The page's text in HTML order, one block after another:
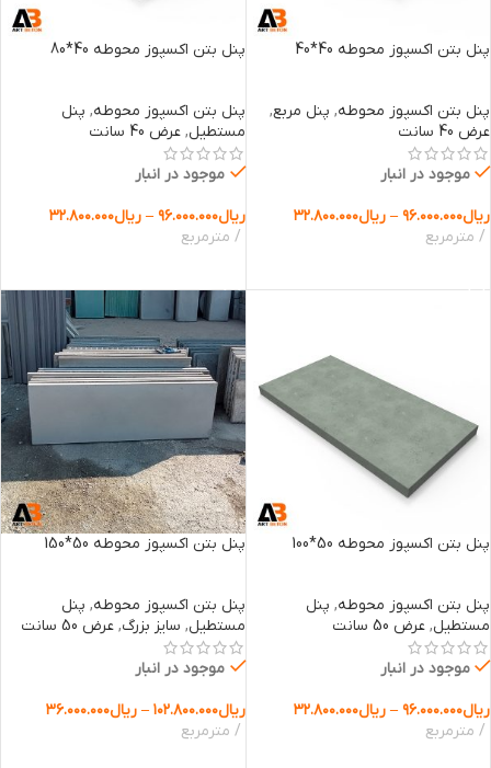
پنل بتن اکسپوز محوطه 40*40
پنل بتن اکسپوز محوطه, پنل مربع,
عرض 40 سانت
موجود در انبار
ریال۹۶.۰۰۰.۰۰۰ – ریال۳۲.۸۰۰.۰۰۰
مترمربع
پنل بتن اکسپوز محوطه 40*80
پنل بتن اکسپوز محوطه, پنل
مستطیل, عرض 40 سانت
موجود در انبار
ریال۹۶.۰۰۰.۰۰۰ – ریال۳۲.۸۰۰.۰۰۰
مترمربع
پنل بتن اکسپوز محوطه 50*100
پنل بتن اکسپوز محوطه, پنل
مستطیل, عرض 50 سانت
موجود در انبار
ریال۹۶.۰۰۰.۰۰۰ – ریال۳۲.۸۰۰.۰۰۰
مترمربع
پنل بتن اکسپوز محوطه 50*150
پنل بتن اکسپوز محوطه, پنل
مستطیل, سایز بزرگ, عرض 50 سانت
موجود در انبار
ریال۱۰۲.۸۰۰.۰۰۰ – ریال۳۶.۰۰۰.۰۰۰
مترمربع